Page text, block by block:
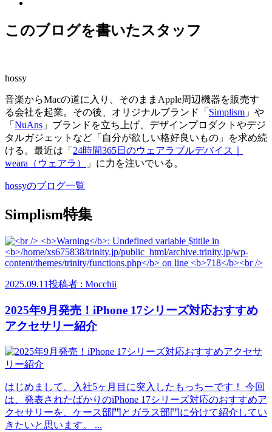
このブログを書いたスタッフ
hossy
音楽からMacの道に入り、そのままApple周辺機器を販売す
る会社を起業。その後、オリジナルブランド「 Simplism 」や
「 NuAns 」ブランドを立ち上げ、デザインプロダクトやデジ
タルガジェットなど「自分が欲しい格好良いもの」を求め続
ける。最近は「 24時間365日のウェアラブルデバイス｜
weara（ウェアラ）
」に力を注いでいる。
hossyのブログ一覧
Simplism特集
2025.09.11投稿者 : Mocchii
2025年9月発売！iPhone 17シリーズ対応おすすめ
アクセサリー紹介
はじめまして。入社5ヶ月目に突入したもっちーです！ 今回
は、発表されたばかりのiPhone 17シリーズ対応のおすすめア
クセサリーを、ケース部門とガラス部門に分けて紹介してい
きたいと思います。 ...